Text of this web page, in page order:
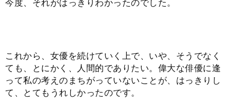
今度、それがはっきりわかったのでした。
これから、女優を続けていく上で、いや、そうでなく
ても、とにかく、人間的でありたい。偉大な俳優に逢
って私の考えのまちがっていないことが、はっきりし
て、とてもうれしかったのです。